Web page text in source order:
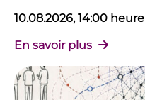
10.08.2026, 14:00 heure
En savoir plus